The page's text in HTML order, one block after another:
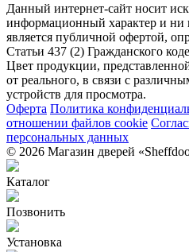
Данный интернет-сайт носит
информационный характер и ни
является публичной офертой,
Статьи 437 (2) Гражданского
Цвет продукции,
от реального, в связи с
устройств для просмотра.
Оферта Политика
отношении файлов cookie
персональных данных
© 2026 Магазин дверей
Каталог
Позвонить
Установка